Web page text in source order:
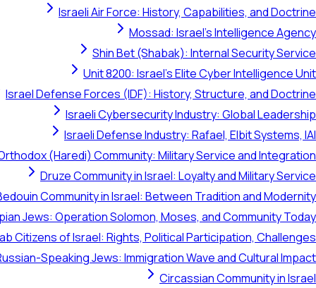
Israeli Air Force: History, Capabilities, and Doctrine
Mossad: Israel's Intelligence Agency
Shin Bet (Shabak): Internal Security Service
Unit 8200: Israel's Elite Cyber Intelligence Unit
Israel Defense Forces (IDF): History, Structure, and Doctrine
Israeli Cybersecurity Industry: Global Leadership
Israeli Defense Industry: Rafael, Elbit Systems, IAI
(Haredi) Community: Military Service and Integration
Druze Community in Israel: Loyalty and Military Service
Community in Israel: Between Tradition and Modernity
Jews: Operation Solomon, Moses, and Community Today
Citizens of Israel: Rights, Political Participation, Challenges
Speaking Jews: Immigration Wave and Cultural Impact
Circassian Community in Israel